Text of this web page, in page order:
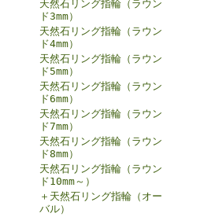
天然石リング指輪（ラウン
ド3mm）
天然石リング指輪（ラウン
ド4mm）
天然石リング指輪（ラウン
ド5mm）
天然石リング指輪（ラウン
ド6mm）
天然石リング指輪（ラウン
ド7mm）
天然石リング指輪（ラウン
ド8mm）
天然石リング指輪（ラウン
ド10mm～）
＋天然石リング指輪（オー
バル）